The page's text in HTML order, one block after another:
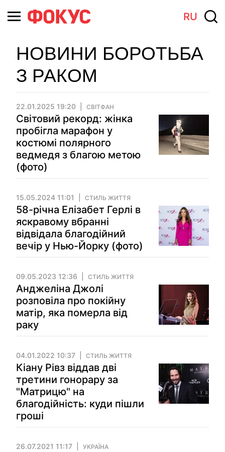
RU
НОВИНИ БОРОТЬБА
З РАКОМ
22.01.2025 19:20 СВІТФАН
Світовий рекорд: жінка
пробігла марафон у
костюмі полярного
ведмедя з благою метою
(фото)
15.05.2024 11:01 СТИЛЬ ЖИТТЯ
58-річна Елізабет Герлі в
яскравому вбранні
відвідала благодійний
вечір у Нью-Йорку (фото)
09.05.2023 12:36 СТИЛЬ ЖИТТЯ
Анджеліна Джолі
розповіла про покійну
матір, яка померла від
раку
04.01.2022 10:37 СТИЛЬ ЖИТТЯ
Кіану Рівз віддав дві
третини гонорару за
"Матрицю" на
благодійність: куди пішли
гроші
26.07.2021 11:17 УКРАЇНА